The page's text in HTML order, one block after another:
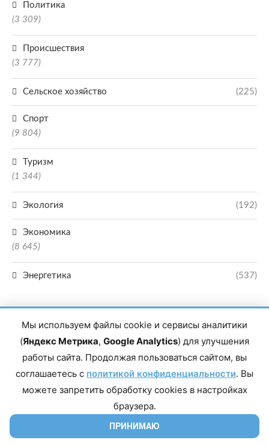
Политика
(3 309)
Происшествия
(3 777)
Сельское хозяйство (225)
Спорт
(9 804)
Туризм
(1 344)
Экология (192)
Экономика
(8 645)
Энергетика (537)
Главный редактор сетевого издания Магомаев Тимур Нухович. Контакты
редакции: 8(988)-292-94-34 Почта: vestiskfo@gmail.com По вопросам
Дагестан, г. Махачкала, пр-т Насрутдинова, д. 1а. Все права защищены.
Копирование и использование полных материалов запрещено, частичное
цитирование возможно только при условии гиперссылки на сайт mirmol.ru.
Мы используем файлы cookie и сервисы аналитики
(Яндекс Метрика, Google Analytics) для улучшения
работы сайта. Продолжая пользоваться сайтом, вы
соглашаетесь с политикой конфиденциальности. Вы
можете запретить обработку cookies в настройках
браузера.
ПРИНИМАЮ